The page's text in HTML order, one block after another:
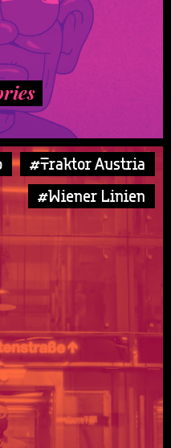
#Traktor Austria
#Wiener Linien